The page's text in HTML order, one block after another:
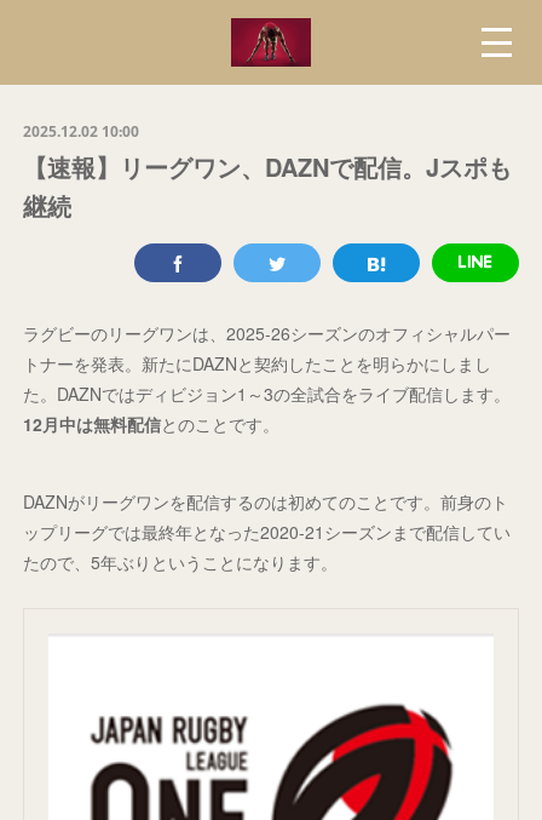
2025.12.02 10:00
【速報】リーグワン、DAZNで配信。Jスポも
継続
ラグビーのリーグワンは、2025-26シーズンのオフィシャルパー
トナーを発表。新たにDAZNと契約したことを明らかにしまし
た。DAZNではディビジョン1～3の全試合をライブ配信します。
12月中は無料配信とのことです。
DAZNがリーグワンを配信するのは初めてのことです。前身のト
ップリーグでは最終年となった2020-21シーズンまで配信してい
たので、5年ぶりということになります。